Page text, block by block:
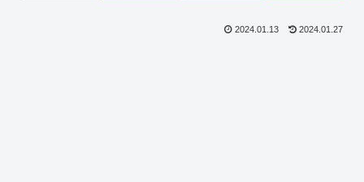
2024.01.13 2024.01.27